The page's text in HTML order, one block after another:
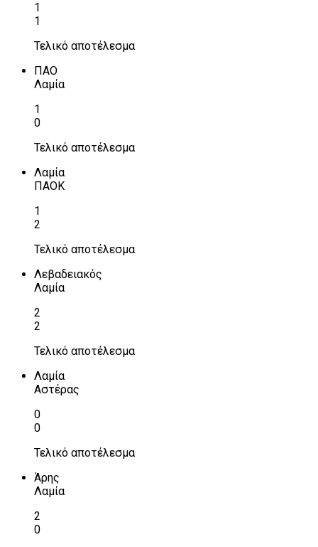
1
1
Τελικό αποτέλεσμα
ΠΑΟ
Λαμία
1
0
Τελικό αποτέλεσμα
Λαμία
ΠΑΟΚ
1
2
Τελικό αποτέλεσμα
Λεβαδειακός
Λαμία
2
2
Τελικό αποτέλεσμα
Λαμία
Αστέρας
0
0
Τελικό αποτέλεσμα
Άρης
Λαμία
2
0